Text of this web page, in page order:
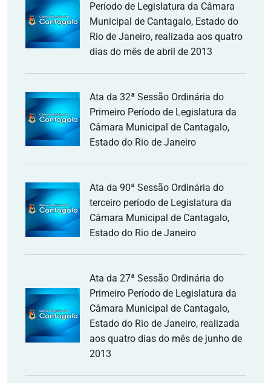
Período de Legislatura da Câmara
Municipal de Cantagalo, Estado do
Rio de Janeiro, realizada aos quatro
dias do mês de abril de 2013
Ata da 32ª Sessão Ordinária do
Primeiro Período de Legislatura da
Câmara Municipal de Cantagalo,
Estado do Rio de Janeiro
Ata da 90ª Sessão Ordinária do
terceiro período de Legislatura da
Câmara Municipal de Cantagalo,
Estado do Rio de Janeiro
Ata da 27ª Sessão Ordinária do
Primeiro Período de Legislatura da
Câmara Municipal de Cantagalo,
Estado do Rio de Janeiro, realizada
aos quatro dias do mês de junho de
2013